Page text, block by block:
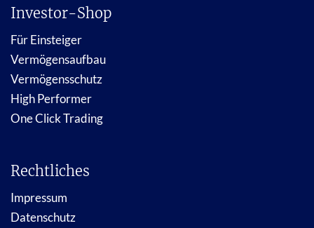
Investor-Shop
Für Einsteiger
Vermögensaufbau
Vermögensschutz
High Performer
One Click Trading
Rechtliches
Impressum
Datenschutz